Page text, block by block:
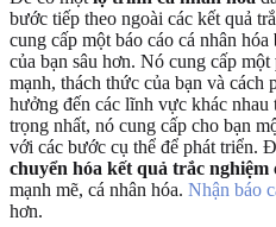
bước tiếp theo ngoài các kết quả
cung cấp một báo cáo cá nhân hóa
của bạn sâu hơn. Nó cung cấp một
mạnh, thách thức của bạn và cách
hưởng đến các lĩnh vực khác nhau
trọng nhất, nó cung cấp cho bạn
với các bước cụ thể để phát triển.
chuyển hóa kết quả trắc nghiệm
mạnh mẽ, cá nhân hóa. Nhận báo
hơn.